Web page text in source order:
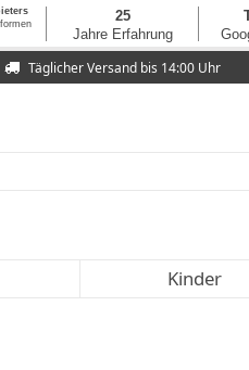
Täglicher Versand bis 14:00 Uhr
Kinder